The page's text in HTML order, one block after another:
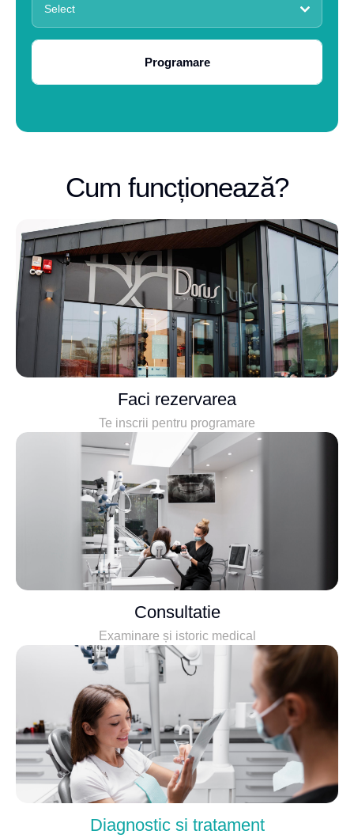
Select
Programare
Cum funcționează?
Faci rezervarea
Te inscrii pentru programare
Consultatie
Examinare și istoric medical
Diagnostic si tratament